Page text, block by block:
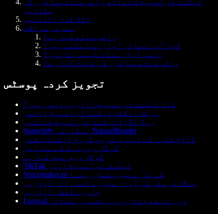
مثالیں
اگلا قدم اٹھائیں
عمومی سوالات
وائس سنتھ کیا ہے؟
کیا آپ انسانی آواز بنا سکتے ہیں؟
اپنی آواز سنتھ کیسے بنائیں؟
وائس سنتھیسائزر کی قیمت کیا ہے؟
تجویز کردہ پوسٹس
کیا ٹیکسٹ ٹو اسپیچ آوازیں اچھی ہیں؟
برٹش انگلش ٹیکسٹ ٹو اسپیچ وائسز
ریڈ الاؤڈ ٹیکسٹ ٹو اسپیچ قیمتیں
Speechify بمقابلہ NaturalReader
کالج طلبہ کے لیے بہترین کروم ایکسٹینشنز
گوگل ویو نیٹ کے متبادل
گوگل ویو نیٹ کیا ہے
TikTok ٹیکسٹ ٹو اسپیچ آواز
Voicemaker.in کے بارے میں مکمل رہنما
بنگالی متن کو آواز میں بدلنے والی آوازیں
جاوی تلفظی آوازیں
Lovo.ai اور اس کے جائزوں پر حتمی رہنمائی